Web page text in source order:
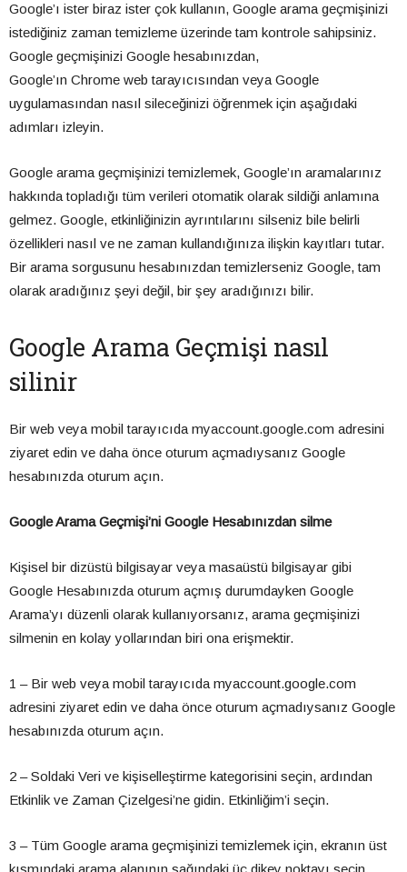
Google’ı ister biraz ister çok kullanın, Google arama geçmişinizi
istediğiniz zaman temizleme üzerinde tam kontrole sahipsiniz.
Google geçmişinizi Google hesabınızdan,
Google’ın Chrome web tarayıcısından veya Google
uygulamasından nasıl sileceğinizi öğrenmek için aşağıdaki
adımları izleyin.
Google arama geçmişinizi temizlemek, Google’ın aramalarınız
hakkında topladığı tüm verileri otomatik olarak sildiği anlamına
gelmez. Google, etkinliğinizin ayrıntılarını silseniz bile belirli
özellikleri nasıl ve ne zaman kullandığınıza ilişkin kayıtları tutar.
Bir arama sorgusunu hesabınızdan temizlerseniz Google, tam
olarak aradığınız şeyi değil, bir şey aradığınızı bilir.
Google Arama Geçmişi nasıl
silinir
Bir web veya mobil tarayıcıda myaccount.google.com adresini
ziyaret edin ve daha önce oturum açmadıysanız Google
hesabınızda oturum açın.
Google Arama Geçmişi’ni Google Hesabınızdan silme
Kişisel bir dizüstü bilgisayar veya masaüstü bilgisayar gibi
Google Hesabınızda oturum açmış durumdayken Google
Arama’yı düzenli olarak kullanıyorsanız, arama geçmişinizi
silmenin en kolay yollarından biri ona erişmektir.
1 – Bir web veya mobil tarayıcıda myaccount.google.com
adresini ziyaret edin ve daha önce oturum açmadıysanız Google
hesabınızda oturum açın.
2 – Soldaki Veri ve kişiselleştirme kategorisini seçin, ardından
Etkinlik ve Zaman Çizelgesi’ne gidin. Etkinliğim’i seçin.
3 – Tüm Google arama geçmişinizi temizlemek için, ekranın üst